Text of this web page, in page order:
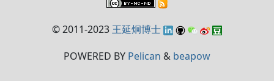
© 2011-2023 王延炯博士
POWERED BY Pelican & beapow